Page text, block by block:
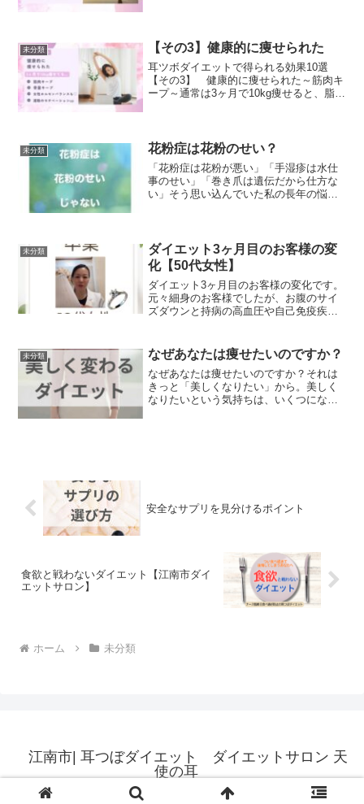
なくても「自分大好き...
未分類 【その3】健康的に痩せられた
耳ツボダイエットで得られる効果10選
【その3】 健康的に痩せられた～筋肉キ
ープ～通常は3ヶ月で10kg痩せると、脂肪
レをして減量し...
未分類 花粉症は花粉のせい？
「花粉症は花粉が悪い」「手湿疹は水仕
事のせい」「巻き爪は遺伝だから仕方な
い」そう思い込んでいた私の長年の悩
る」この言葉の意味を本当に理...
未分類
ダイエット3ヶ月目のお客様の変
化【50代女性】
ダイエット3ヶ月目のお客様の変化です。
元々細身のお客様でしたが、お腹のサイ
ズダウンと持病の高血圧や自己免疫疾患
業の2週間前ですが、マイナス3キロは
楽々クリアされて、今は...
未分類 なぜあなたは痩せたいのですか？
なぜあなたは痩せたいのですか？それは
きっと「美しくなりたい」から。美しく
なりたいという気持ちは、いくつになっ
安全なサプリを見分けるポイント
食欲と戦わないダイエット【江南市ダイ
エットサロン】
ホーム 未分類
江南市| 耳つぼダイエット ダイエットサロン 天
使の耳
© 2025 江南市| 耳つぼダイエット ダイエットサロン 天使の耳.